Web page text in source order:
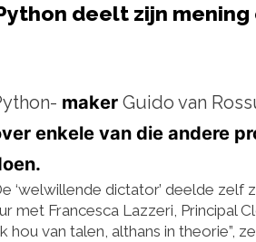
deelt zijn
maker Guido van
enkele van die andere
‘welwillende dictator’ deelde zelf
met Francesca Lazzeri, Principal
hou van talen, althans in theorie”,